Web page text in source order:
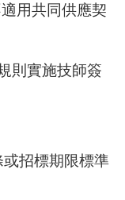
用共同供應契
則實施技師簽
招標期限標準